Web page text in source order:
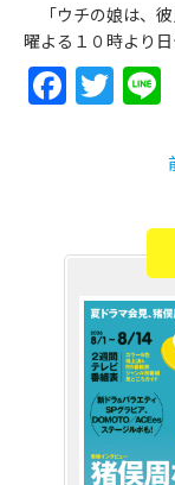
「ウチの娘は、
曜よる１０時より日